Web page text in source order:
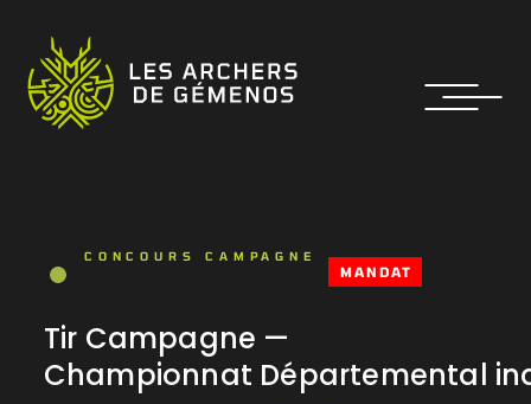
CONCOURS CAMPAGNE
MANDAT
Tir Campagne —
Championnat Départemental